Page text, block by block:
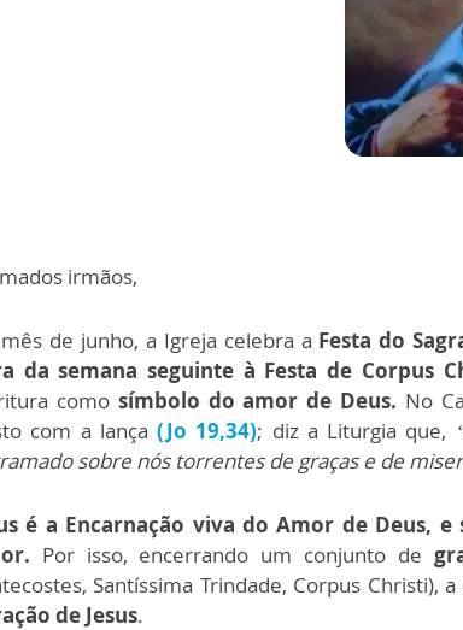
irmãos,
de junho, a Igreja celebra a Festa do
da semana seguinte à Festa de Corpus
como símbolo do amor de Deus. No
com a lança(Jo 19,34); diz a Liturgia que,
sobre nós torrentes de graças e de
é a Encarnação viva do Amor de Deus,
Por isso, encerrando um conjunto de
Santíssima Trindade, Corpus Christi),
de Jesus.